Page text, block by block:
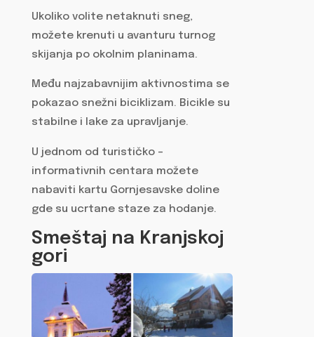
Ukoliko volite netaknuti sneg,
možete krenuti u avanturu turnog
skijanja po okolnim planinama.
Među najzabavnijim aktivnostima se
pokazao snežni biciklizam. Bicikle su
stabilne i lake za upravljanje.
U jednom od turističko –
informativnih centara možete
nabaviti kartu Gornjesavske doline
gde su ucrtane staze za hodanje.
Smeštaj na Kranjskoj
gori